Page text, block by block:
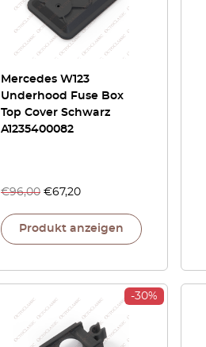
Mercedes W123
Underhood Fuse Box
Top Cover Schwarz
A1235400082
€96,00 €67,20
Produkt anzeigen
-30%